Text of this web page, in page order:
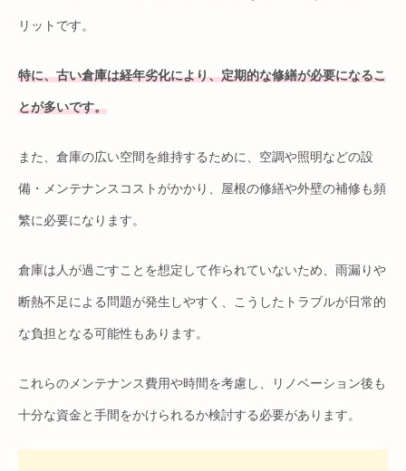
リットです。
特に、古い倉庫は経年劣化により、定期的な修繕が必要になるこ
とが多いです。
また、倉庫の広い空間を維持するために、空調や照明などの設
備・メンテナンスコストがかかり、屋根の修繕や外壁の補修も頻
繁に必要になります。
倉庫は人が過ごすことを想定して作られていないため、雨漏りや
断熱不足による問題が発生しやすく、こうしたトラブルが日常的
な負担となる可能性もあります。
これらのメンテナンス費用や時間を考慮し、リノベーション後も
十分な資金と手間をかけられるか検討する必要があります。